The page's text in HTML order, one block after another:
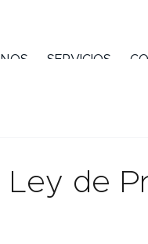
SERVICIOS
de